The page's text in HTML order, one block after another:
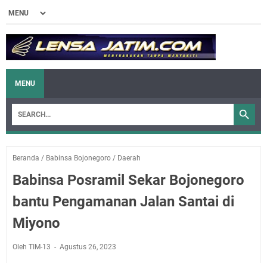
MENU
Beranda / Babinsa Bojonegoro / Daerah
Babinsa Posramil Sekar Bojonegoro
bantu Pengamanan Jalan Santai di
Miyono
Oleh TIM-13 Agustus 26, 2023